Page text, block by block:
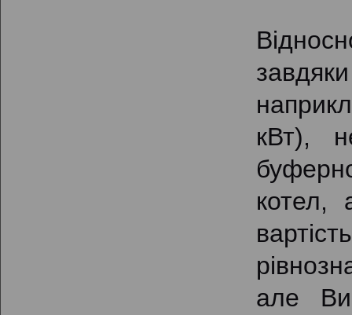
кВт),
котел,
але Ви